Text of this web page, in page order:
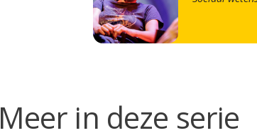
Meer in deze serie